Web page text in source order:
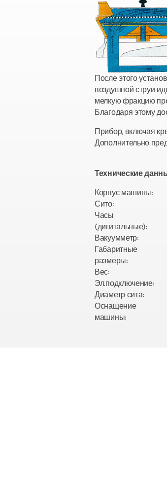
После этого
воздушной струи
мелкую фракцию
Благодаря этому
Прибор, включая
Дополнительно
Технические
Корпус машины:
Сито:
Часы
(дигитальные):
Вакуумметр:
Габаритные
размеры:
Вес:
Эл.подключение:
Диаметр сита:
Оснащение
машины: